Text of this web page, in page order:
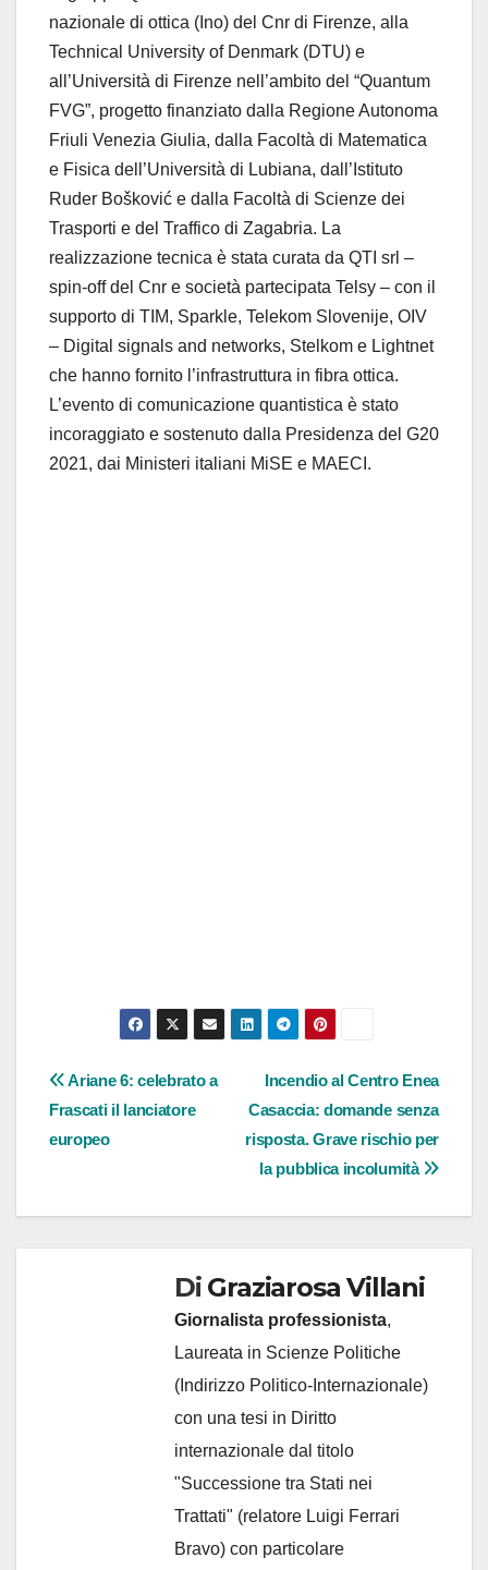
nazionale di ottica (Ino) del Cnr di Firenze, alla
Technical University of Denmark (DTU) e
all’Università di Firenze nell’ambito del “Quantum
FVG”, progetto finanziato dalla Regione Autonoma
Friuli Venezia Giulia, dalla Facoltà di Matematica
e Fisica dell’Università di Lubiana, dall’Istituto
Ruder Bošković e dalla Facoltà di Scienze dei
Trasporti e del Traffico di Zagabria. La
realizzazione tecnica è stata curata da QTI srl –
spin-off del Cnr e società partecipata Telsy – con il
supporto di TIM, Sparkle, Telekom Slovenije, OIV
– Digital signals and networks, Stelkom e Lightnet
che hanno fornito l’infrastruttura in ​​fibra ottica.
L’evento di comunicazione quantistica è stato
incoraggiato e sostenuto dalla Presidenza del G20
2021, dai Ministeri italiani MiSE e MAECI.
Navigazione
articoli
Incendio al Centro Enea
Casaccia: domande senza
risposta. Grave rischio per
la pubblica incolumità
Ariane 6: celebrato a
Frascati il lanciatore
europeo
Di Graziarosa Villani
Giornalista professionista,
Laureata in Scienze Politiche
(Indirizzo Politico-Internazionale)
con una tesi in Diritto
internazionale dal titolo
"Successione tra Stati nei
Trattati" (relatore Luigi Ferrari
Bravo) con particolare